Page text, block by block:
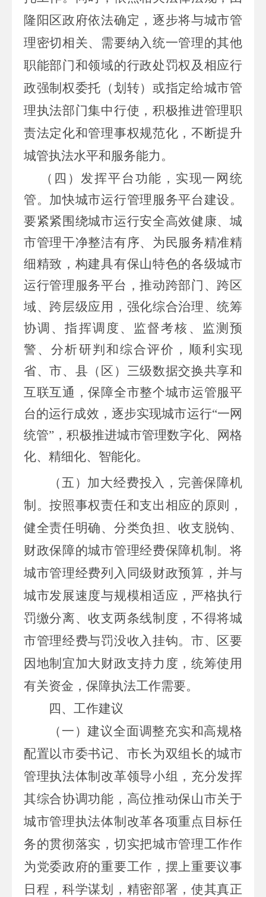
隆阳区政府依法确定，逐步将与城市管
理密切相关、需要纳入统一管理的其他
职能部门和领域的行政处罚权及相应行
政强制权委托（划转）或指定给城市管
理执法部门集中行使，积极推进管理职
责法定化和管理事权规范化，不断提升
城管执法水平和服务能力。
（四）发挥平台功能，实现一网统
管。 加快城市运行管理服务平台建设。
要紧紧围绕城市运行安全高效健康、城
市管理干净整洁有序、为民服务精准精
细精致，构建具有保山特色的各级城市
运行管理服务平台，推动跨部门、跨区
域、跨层级应用，强化综合治理、统筹
协调、指挥调度、监督考核、监测预
警、分析研判和综合评价，顺利实现
省、市、县（区）三级数据交换共享和
互联互通，保障全市整个城市运管服平
台的运行成效，逐步实现城市运行“一网
统管”，积极推进城市管理数字化、网格
化、精细化、智能化。
（五）加大经费投入，完善保障机
制。按照事权责任和支出相应的原则，
健全责任明确、分类负担、收支脱钩、
财政保障的城市管理经费保障机制。将
城市管理经费列入同级财政预算，并与
城市发展速度与规模相适应，严格执行
罚缴分离、收支两条线制度，不得将城
市管理经费与罚没收入挂钩。市、区要
因地制宜加大财政支持力度，统筹使用
有关资金，保障执法工作需要。
四、工作建议
（一）建议全面调整充实和高规格
配置以市委书记、市长为双组长的城市
管理执法体制改革领导小组，充分发挥
其综合协调功能，高位推动保山市关于
城市管理执法体制改革各项重点目标任
务的贯彻落实，切实把城市管理工作作
为党委政府的重要工作，摆上重要议事
日程，科学谋划，精密部署，使其真正